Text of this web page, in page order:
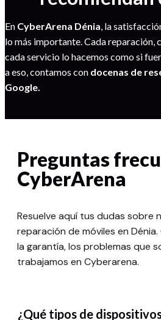
En CyberArena Dénia, la
lo más importante. Cada reparación,
cada servicio lo hacemos como si
a eso, contamos con docenas de
Google.
Preguntas
CyberArena
Resuelve aquí tus dudas sobre
reparación de móviles en
la garantía, los problemas que
trabajamos en Cyberarena.
¿Qué tipos de